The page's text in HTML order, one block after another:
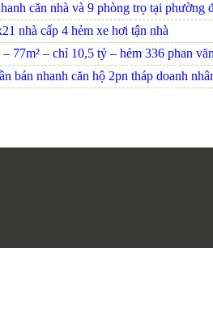
căn nhà và 9 phòng trọ tại phường
nhà cấp 4 hẻm xe hơi tận nhà
– 77m² – chỉ 10,5 tỷ – hẻm 336 phan
bán nhanh căn hộ 2pn tháp doanh